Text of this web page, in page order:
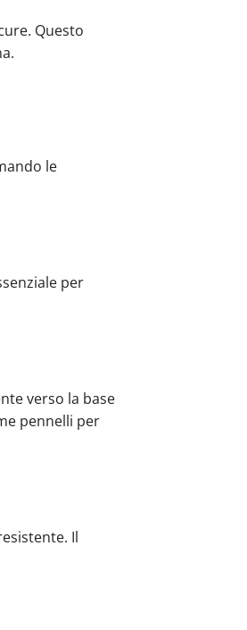
Questo
le
per
verso la base
pennelli per
Il